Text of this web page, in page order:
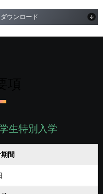
ダウンロード
生特別入学
間